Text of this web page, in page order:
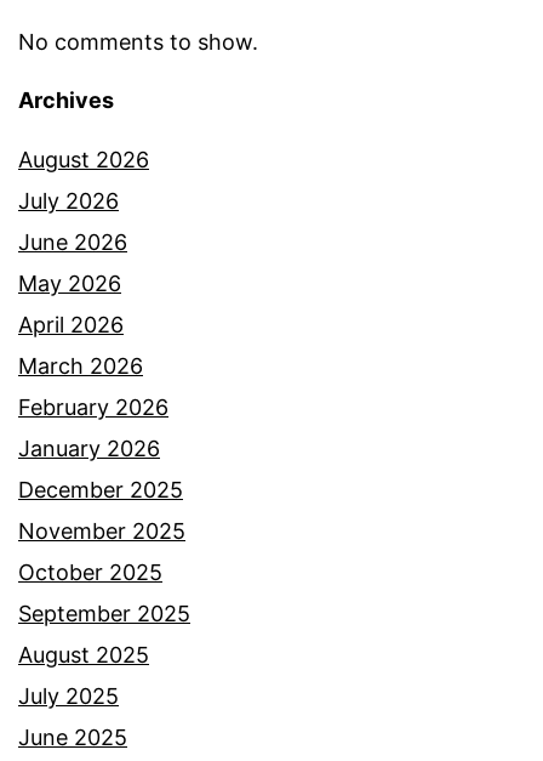
No comments to show.
Archives
August 2026
July 2026
June 2026
May 2026
April 2026
March 2026
February 2026
January 2026
December 2025
November 2025
October 2025
September 2025
August 2025
July 2025
June 2025